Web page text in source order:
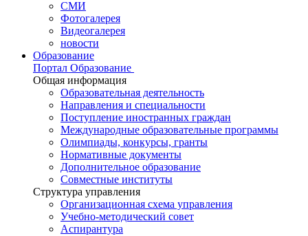
СМИ
Фотогалерея
Видеогалерея
новости
Образование
Портал Образование
Общая информация
Образовательная деятельность
Направления и специальности
Поступление иностранных граждан
Международные образовательные программы
Олимпиады, конкурсы, гранты
Нормативные документы
Дополнительное образование
Совместные институты
Структура управления
Организационная схема управления
Учебно-методический совет
Аспирантура